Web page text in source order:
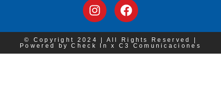
© Copyright 2024 | All Rights Reserved |
Powered by Check In x C3 Comunicaciones